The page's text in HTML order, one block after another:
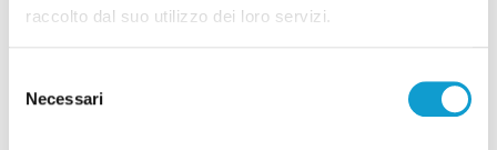
raccolto dal suo utilizzo dei loro servizi.
delNecessari